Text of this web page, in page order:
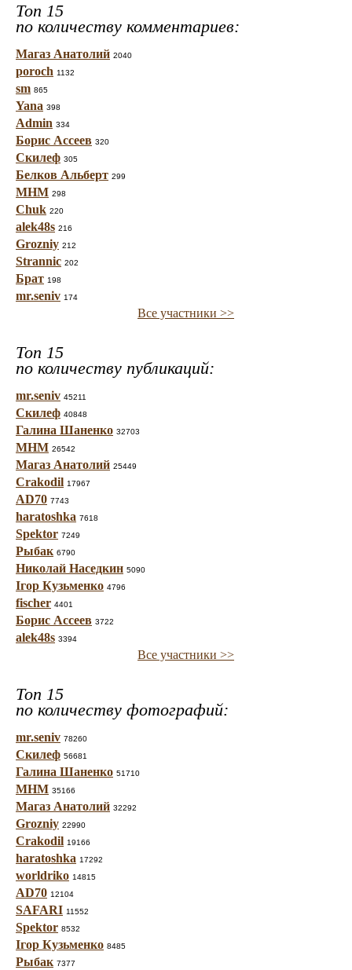
Топ 15
по количеству комментариев:
Магаз Анатолий 2040
poroch 1132
sm 865
Yana 398
Admin 334
Борис Ассеев 320
Скилеф 305
Белков Альберт 299
МНМ 298
Chuk 220
alek48s 216
Grozniy 212
Strannic 202
Брат 198
mr.seniv 174
Все участники >>
Топ 15
по количеству публикаций:
mr.seniv 45211
Скилеф 40848
Галина Шаненко 32703
МНМ 26542
Магаз Анатолий 25449
Crakodil 17967
AD70 7743
haratoshka 7618
Spektor 7249
Рыбак 6790
Николай Наседкин 5090
Ігор Кузьменко 4796
fischer 4401
Борис Ассеев 3722
alek48s 3394
Все участники >>
Топ 15
по количеству фотографий:
mr.seniv 78260
Скилеф 56681
Галина Шаненко 51710
МНМ 35166
Магаз Анатолий 32292
Grozniy 22990
Crakodil 19166
haratoshka 17292
worldriko 14815
AD70 12104
SAFARI 11552
Spektor 8532
Ігор Кузьменко 8485
Рыбак 7377